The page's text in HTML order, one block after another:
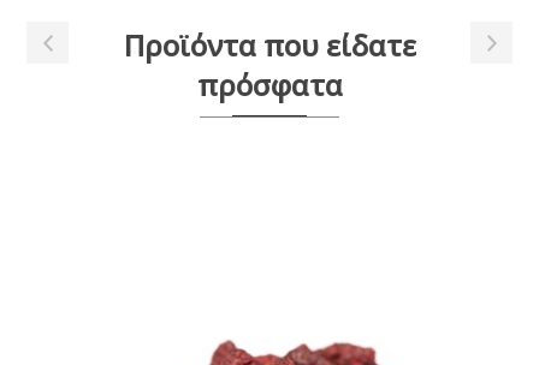
Προϊόντα που είδατε
πρόσφατα